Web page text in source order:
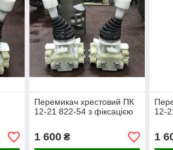
Перемикач хрестовий ПК
12-21 822-54 з фіксацією
1 600₴
12-
1